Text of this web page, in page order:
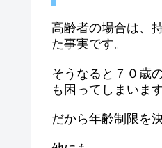
高齢者の場合は、
た事実です。
そうなると７０歳
も困ってしまいます
だから年齢制限を